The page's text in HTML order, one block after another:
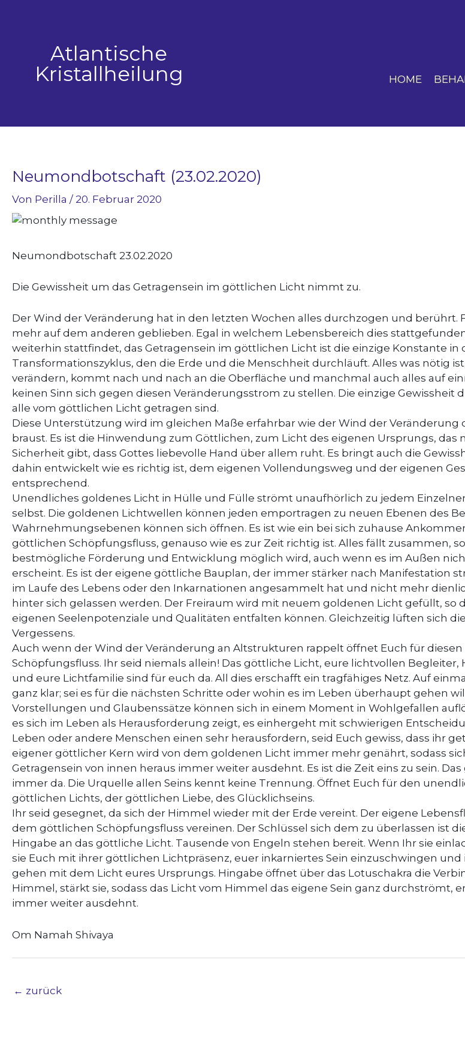
Atlantische
Kristallheilung
HOME
Neumondbotschaft (23.02.2020)
Von Perilla / 20. Februar 2020
Neumondbotschaft 23.02.2020
Die Gewissheit um das Getragensein im göttlichen Licht nimmt zu.
Der Wind der Veränderung hat in den letzten Wochen alles durchzogen und berührt.
mehr auf dem anderen geblieben. Egal in welchem Lebensbereich dies
weiterhin stattfindet, das Getragensein im göttlichen Licht ist die einzige Konstante in
Transformationszyklus, den die Erde und die Menschheit durchläuft. Alles was nötig
verändern, kommt nach und nach an die Oberfläche und manchmal auch alles auf
keinen Sinn sich gegen diesen Veränderungsstrom zu stellen. Die einzige Gewissheit
alle vom göttlichen Licht getragen sind.
Diese Unterstützung wird im gleichen Maße erfahrbar wie der Wind der Veränderung
braust. Es ist die Hinwendung zum Göttlichen, zum Licht des eigenen Ursprungs, das
Sicherheit gibt, dass Gottes liebevolle Hand über allem ruht. Es bringt auch die
dahin entwickelt wie es richtig ist, dem eigenen Vollendungsweg und der eigenen
entsprechend.
Unendliches goldenes Licht in Hülle und Fülle strömt unaufhörlich zu jedem
selbst. Die goldenen Lichtwellen können jeden emportragen zu neuen Ebenen des
Wahrnehmungsebenen können sich öffnen. Es ist wie ein bei sich zuhause
göttlichen Schöpfungsfluss, genauso wie es zur Zeit richtig ist. Alles fällt zusammen,
bestmögliche Förderung und Entwicklung möglich wird, auch wenn es im Außen
erscheint. Es ist der eigene göttliche Bauplan, der immer stärker nach Manifestation
im Laufe des Lebens oder den Inkarnationen angesammelt hat und nicht mehr
hinter sich gelassen werden. Der Freiraum wird mit neuem goldenen Licht gefüllt, so
eigenen Seelenpotenziale und Qualitäten entfalten können. Gleichzeitig lüften sich
Vergessens.
Auch wenn der Wind der Veränderung an Altstrukturen rappelt öffnet Euch für
Schöpfungsfluss. Ihr seid niemals allein! Das göttliche Licht, eure lichtvollen Begleiter,
und eure Lichtfamilie sind für euch da. All dies erschafft ein tragfähiges Netz. Auf
ganz klar; sei es für die nächsten Schritte oder wohin es im Leben überhaupt gehen
Vorstellungen und Glaubenssätze können sich in einem Moment in Wohlgefallen
es sich im Leben als Herausforderung zeigt, es einhergeht mit schwierigen
Leben oder andere Menschen einen sehr herausfordern, seid Euch gewiss, dass ihr
eigener göttlicher Kern wird von dem goldenen Licht immer mehr genährt, sodass
Getragensein von innen heraus immer weiter ausdehnt. Es ist die Zeit eins zu sein.
immer da. Die Urquelle allen Seins kennt keine Trennung. Öffnet Euch für den
göttlichen Lichts, der göttlichen Liebe, des Glücklichseins.
Ihr seid gesegnet, da sich der Himmel wieder mit der Erde vereint. Der eigene
dem göttlichen Schöpfungsfluss vereinen. Der Schlüssel sich dem zu überlassen ist
Hingabe an das göttliche Licht. Tausende von Engeln stehen bereit. Wenn Ihr sie
sie Euch mit ihrer göttlichen Lichtpräsenz, euer inkarniertes Sein einzuschwingen und
gehen mit dem Licht eures Ursprungs. Hingabe öffnet über das Lotuschakra die
Himmel, stärkt sie, sodass das Licht vom Himmel das eigene Sein ganz durchströmt,
immer weiter ausdehnt.
Om Namah Shivaya
← zurück